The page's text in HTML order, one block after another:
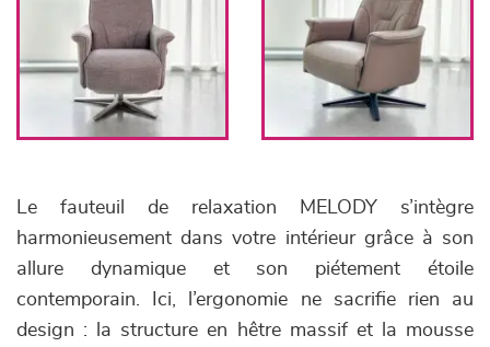
Le fauteuil de relaxation MELODY s’intègre
harmonieusement dans votre intérieur grâce à son
allure dynamique et son piétement étoile
contemporain. Ici, l’ergonomie ne sacrifie rien au
design : la structure en hêtre massif et la mousse